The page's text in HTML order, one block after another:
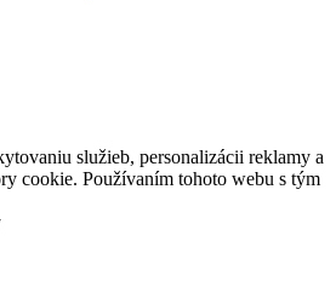
služieb, personalizácii reklamy a
cookie. Používaním tohoto webu s tým